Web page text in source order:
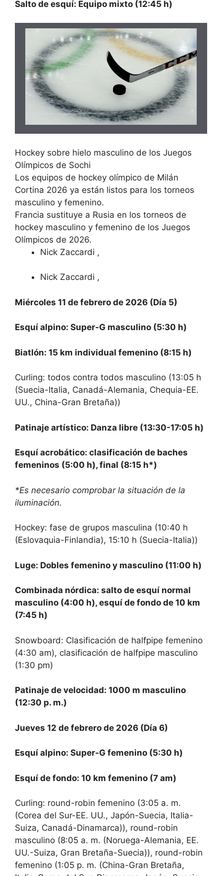
Salto de esquí: Equipo mixto (12:45 h)
Hockey sobre hielo masculino de los Juegos
Olímpicos de Sochi
Los equipos de hockey olímpico de Milán
Cortina 2026 ya están listos para los torneos
masculino y femenino.
Francia sustituye a Rusia en los torneos de
hockey masculino y femenino de los Juegos
Olímpicos de 2026.
Nick Zaccardi ,
Nick Zaccardi ,
Miércoles 11 de febrero de 2026 (Día 5)
Esquí alpino: Super-G masculino (5:30 h)
Biatlón: 15 km individual femenino (8:15 h)
Curling: todos contra todos masculino (13:05 h
(Suecia-Italia, Canadá-Alemania, Chequia-EE.
UU., China-Gran Bretaña))
Patinaje artístico: Danza libre (13:30-17:05 h)
Esquí acrobático: clasificación de baches
femeninos (5:00 h), final (8:15 h*)
*Es necesario comprobar la situación de la
iluminación.
Hockey: fase de grupos masculina (10:40 h
(Eslovaquia-Finlandia), 15:10 h (Suecia-Italia))
Luge: Dobles femenino y masculino (11:00 h)
Combinada nórdica: salto de esquí normal
masculino (4:00 h), esquí de fondo de 10 km
(7:45 h)
Snowboard: Clasificación de halfpipe femenino
(4:30 am), clasificación de halfpipe masculino
(1:30 pm)
Patinaje de velocidad: 1000 m masculino
(12:30 p. m.)
Jueves 12 de febrero de 2026 (Día 6)
Esquí alpino: Super-G femenino (5:30 h)
Esquí de fondo: 10 km femenino (7 am)
Curling: round-robin femenino (3:05 a. m.
(Corea del Sur-EE. UU., Japón-Suecia, Italia-
Suiza, Canadá-Dinamarca)), round-robin
masculino (8:05 a. m. (Noruega-Alemania, EE.
UU.-Suiza, Gran Bretaña-Suecia)), round-robin
femenino (1:05 ​​p. m. (China-Gran Bretaña,